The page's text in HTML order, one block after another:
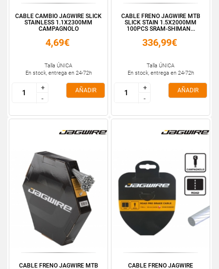
CABLE CAMBIO JAGWIRE SLICK
STAINLESS 1.1X2300MM
CAMPAGNOLO
4,69€
Talla ÚNICA
En stock, entrega en 24-72h
+
-
+
-
AÑADIR
CABLE FRENO JAGWIRE MTB
SLICK STAIN 1.5X2000MM
100PCS SRAM-SHIMAN...
336,99€
Talla ÚNICA
En stock, entrega en 24-72h
+
-
+
-
AÑADIR
CABLE FRENO JAGWIRE MTB
CABLE FRENO JAGWIRE